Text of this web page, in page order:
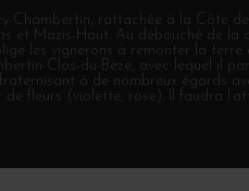
Chambertin, rattachée à la Côte
et Mazis-Haut. Au débouché de la
les vignerons à remonter la terre
Clos-du-Bèze, avec lequel il
à de nombreux égards
fleurs (violette, rose). Il faudra